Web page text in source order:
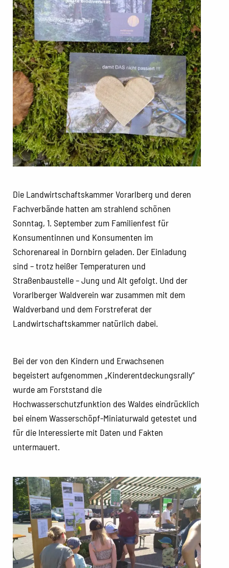
Die Landwirtschaftskammer Vorarlberg und deren
Fachverbände hatten am strahlend schönen
Sonntag, 1. September zum Familienfest für
Konsumentinnen und Konsumenten im
Schorenareal in Dornbirn geladen. Der Einladung
sind – trotz heißer Temperaturen und
Straßenbaustelle – Jung und Alt gefolgt. Und der
Vorarlberger Waldverein war zusammen mit dem
Waldverband und dem Forstreferat der
Landwirtschaftskammer natürlich dabei.
Bei der von den Kindern und Erwachsenen
begeistert aufgenommen „Kinderentdeckungsrally“
wurde am Forststand die
Hochwasserschutzfunktion des Waldes eindrücklich
bei einem Wasserschöpf-Miniaturwald getestet und
für die Interessierte mit Daten und Fakten
untermauert.